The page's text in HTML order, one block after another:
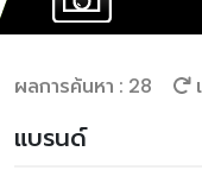
ผลการค้นหา : 28
แบรนด์